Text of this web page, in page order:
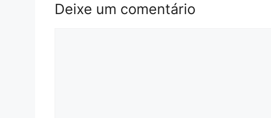
Deixe um comentário